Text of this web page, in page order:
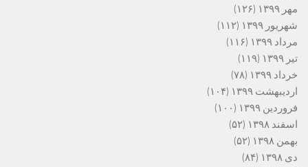
مهر ۱۳۹۹
(۱۲۶)
شهریور ۱۳۹۹
(۱۱۲)
مرداد ۱۳۹۹
(۱۱۶)
تیر ۱۳۹۹
(۱۱۹)
خرداد ۱۳۹۹
(۷۸)
اردیبهشت ۱۳۹۹
(۱۰۴)
فروردین ۱۳۹۹
(۱۰۰)
اسفند ۱۳۹۸
(۵۲)
بهمن ۱۳۹۸
(۵۲)
دی ۱۳۹۸
(۸۴)